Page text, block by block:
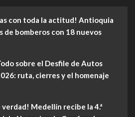
con toda la actitud! Antioquia
de bomberos con 18 nuevos
sobre el Desfile de Autos
ruta, cierres y el homenaje
Medellín recibe la 4.ª